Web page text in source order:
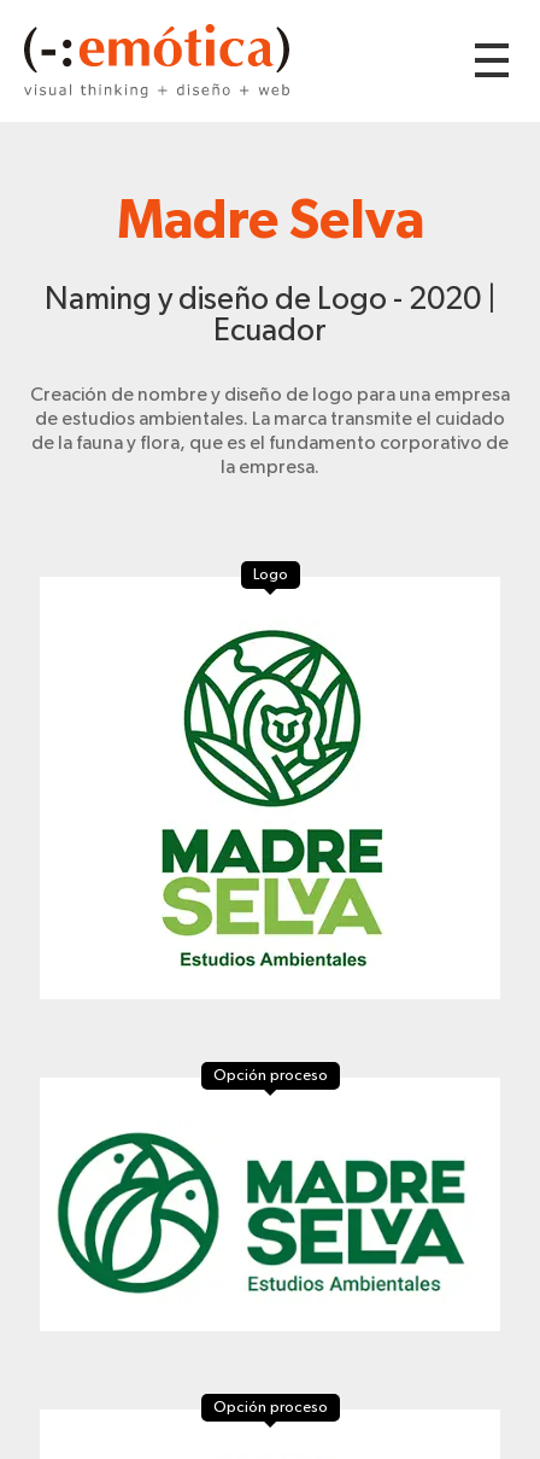
Madre Selva
Naming y diseño de Logo - 2020 |
Ecuador
Creación de nombre y diseño de logo para una empresa
de estudios ambientales. La marca transmite el cuidado
de la fauna y flora, que es el fundamento corporativo de
la empresa.
Logo
Opción proceso
Opción proceso